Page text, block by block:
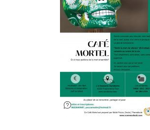
S'INSCRIRE À LA
FACEBOOKINSTAGRAMLINKEDIN